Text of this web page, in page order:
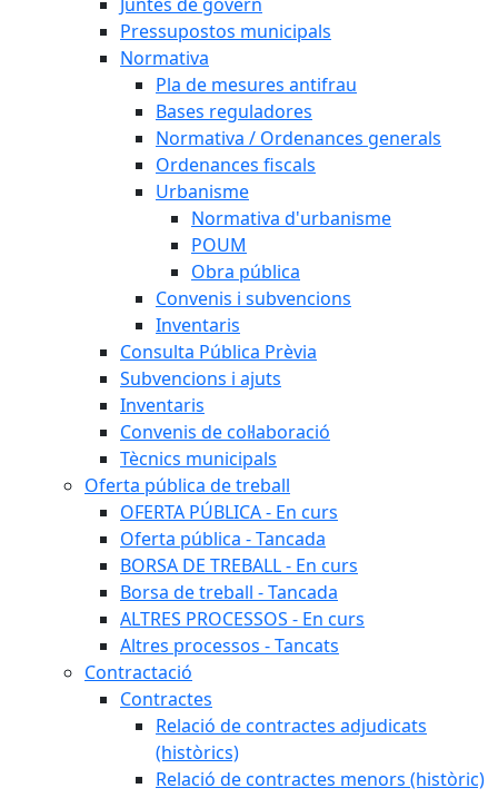
Pressupostos municipals
Normativa
Pla de mesures antifrau
Bases reguladores
Normativa / Ordenances generals
Ordenances fiscals
Urbanisme
Normativa d'urbanisme
POUM
Obra pública
Convenis i subvencions
Inventaris
Consulta Pública Prèvia
Subvencions i ajuts
Inventaris
Convenis de col·laboració
Tècnics municipals
Oferta pública de treball
OFERTA PÚBLICA - En curs
Oferta pública - Tancada
BORSA DE TREBALL - En curs
Borsa de treball - Tancada
ALTRES PROCESSOS - En curs
Altres processos - Tancats
Contractació
Contractes
Relació de contractes adjudicats
(històrics)
Relació de contractes menors (històric)